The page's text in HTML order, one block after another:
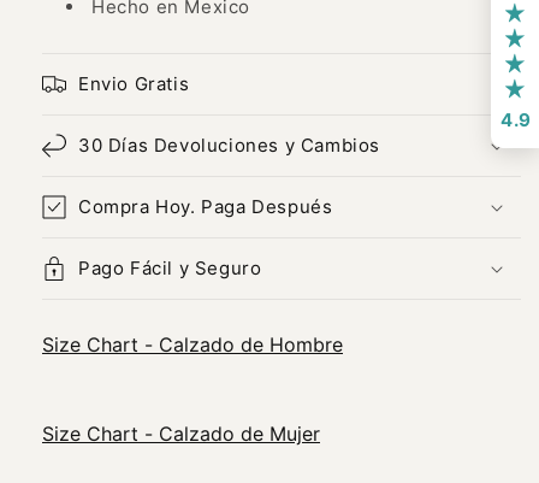
Hecho en Mexico
Envio Gratis
30 Días Devoluciones y Cambios
Compra Hoy. Paga Después
Pago Fácil y Seguro
Size Chart - Calzado de Hombre
Size Chart - Calzado de Mujer
4.9